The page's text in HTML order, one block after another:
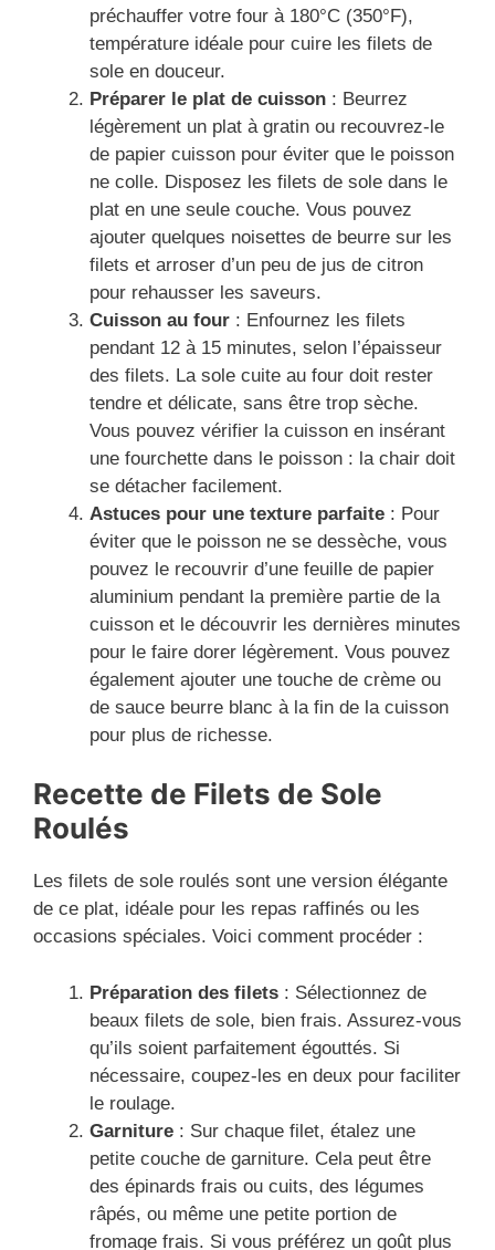
préchauffer votre four à 180°C (350°F),
température idéale pour cuire les filets de
sole en douceur.
Préparer le plat de cuisson : Beurrez
légèrement un plat à gratin ou recouvrez-le
de papier cuisson pour éviter que le poisson
ne colle. Disposez les filets de sole dans le
plat en une seule couche. Vous pouvez
ajouter quelques noisettes de beurre sur les
filets et arroser d’un peu de jus de citron
pour rehausser les saveurs.
Cuisson au four : Enfournez les filets
pendant 12 à 15 minutes, selon l’épaisseur
des filets. La sole cuite au four doit rester
tendre et délicate, sans être trop sèche.
Vous pouvez vérifier la cuisson en insérant
une fourchette dans le poisson : la chair doit
se détacher facilement.
Astuces pour une texture parfaite : Pour
éviter que le poisson ne se dessèche, vous
pouvez le recouvrir d’une feuille de papier
aluminium pendant la première partie de la
cuisson et le découvrir les dernières minutes
pour le faire dorer légèrement. Vous pouvez
également ajouter une touche de crème ou
de sauce beurre blanc à la fin de la cuisson
pour plus de richesse.
Recette de Filets de Sole
Roulés
Les filets de sole roulés sont une version élégante
de ce plat, idéale pour les repas raffinés ou les
occasions spéciales. Voici comment procéder :
Préparation des filets : Sélectionnez de
beaux filets de sole, bien frais. Assurez-vous
qu’ils soient parfaitement égouttés. Si
nécessaire, coupez-les en deux pour faciliter
le roulage.
Garniture : Sur chaque filet, étalez une
petite couche de garniture. Cela peut être
des épinards frais ou cuits, des légumes
râpés, ou même une petite portion de
fromage frais. Si vous préférez un goût plus